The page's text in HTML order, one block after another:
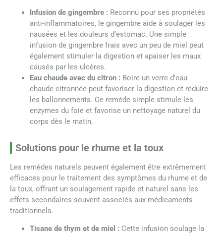
Infusion de gingembre : Reconnu pour ses propriétés
anti-inflammatoires, le gingembre aide à soulager les
nausées et les douleurs d’estomac. Une simple
infusion de gingembre frais avec un peu de miel peut
également stimuler la digestion et apaiser les maux
causés par les ulcères.
Eau chaude avec du citron : Boire un verre d’eau
chaude citronnée peut favoriser la digestion et réduire
les ballonnements. Ce remède simple stimule les
enzymes du foie et favorise un nettoyage naturel du
corps dès le matin.
Solutions pour le rhume et la toux
Les remèdes naturels peuvent également être extrêmement
efficaces pour le traitement des symptômes du rhume et de
la toux, offrant un soulagement rapide et naturel sans les
effets secondaires souvent associés aux médicaments
traditionnels.
Tisane de thym et de miel : Cette infusion soulage la